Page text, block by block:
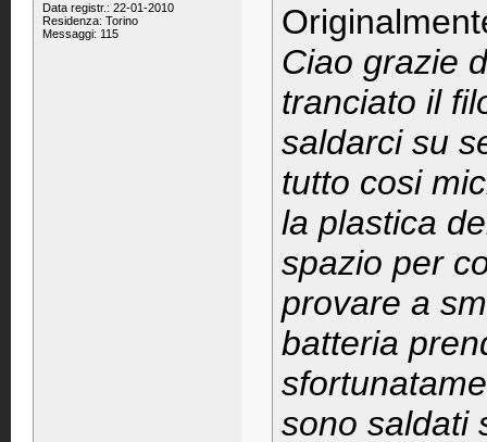
Data registr.: 22-01-2010
Residenza: Torino
Messaggi: 115
Ciao grazie
tranciato il
saldarci su
tutto cosi
la plastica
spazio per
provare a
batteria
sono saldati